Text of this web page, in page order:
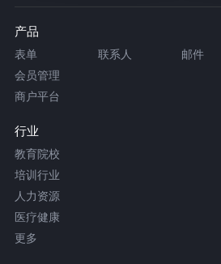
产品
表单 联系人 邮件
会员管理
商户平台
行业
教育院校
培训行业
人力资源
医疗健康
更多